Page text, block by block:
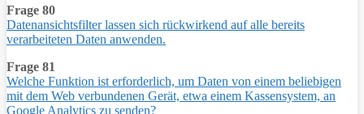
Frage 80
Datenansichtsfilter lassen sich rückwirkend auf alle bereits
verarbeiteten Daten anwenden.
Frage 81
Welche Funktion ist erforderlich, um Daten von einem beliebigen
mit dem Web verbundenen Gerät, etwa einem Kassensystem, an
Google Analytics zu senden?